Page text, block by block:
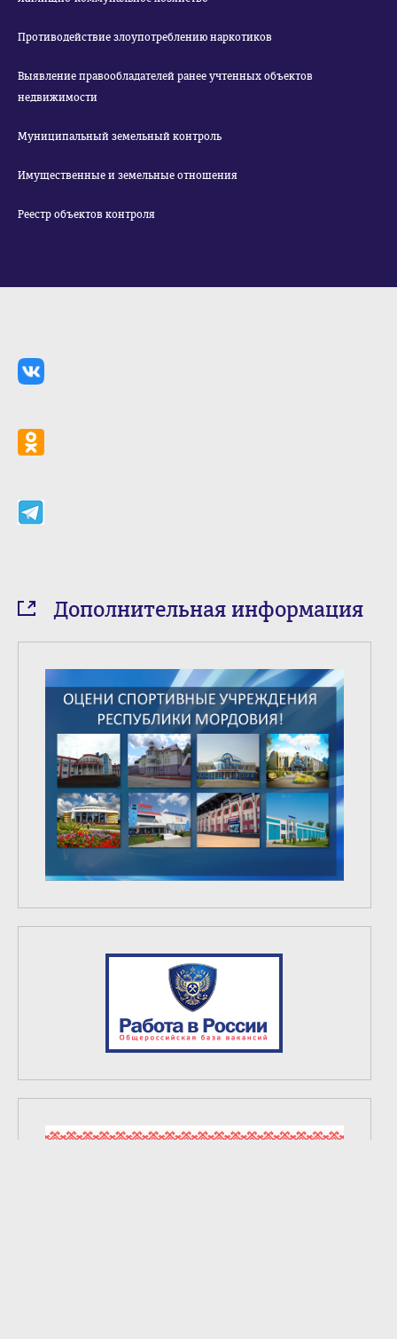
Противодействие злоупотреблению наркотиков
Выявление правообладателей ранее учтенных объектов
недвижимости
Муниципальный земельный контроль
Имущественные и земельные отношения
Реестр объектов контроля
Дополнительная информация